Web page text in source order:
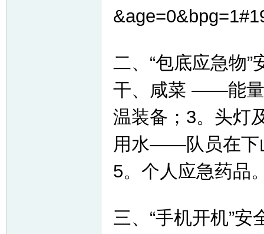
二、“包底应急物
干、咸菜 ——能
温装备；3。头灯
用水——队员在下
5。个人应急药品
三、“手机开机”